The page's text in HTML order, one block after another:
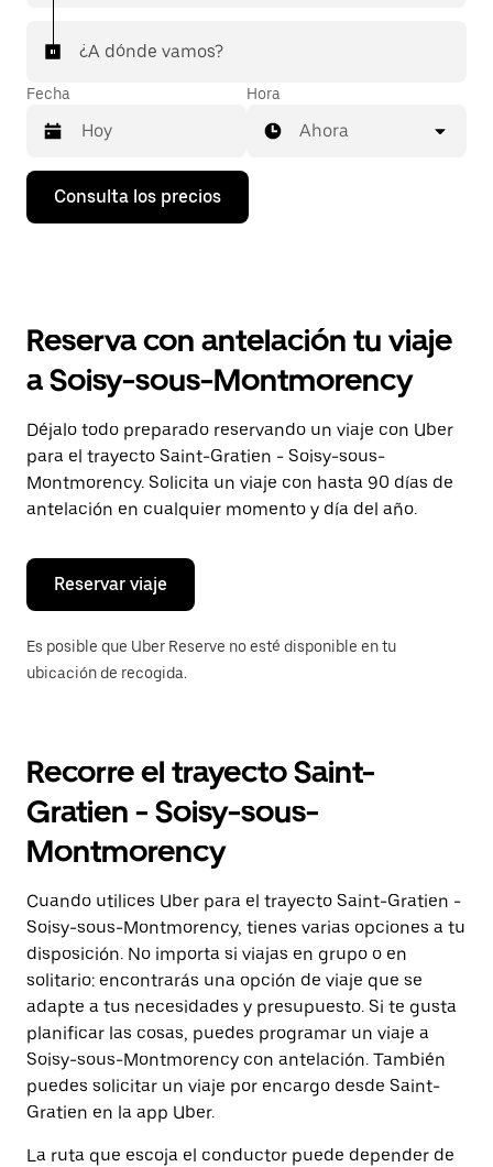
¿A dónde vamos?
Fecha
Pulsa
flecha
calendario
seleccionar
fecha.
Pulsa
el
botón
de
escape
cerrar
calendario.
Hora
Ahora
Consulta los precios
Reserva con antelación tu viaje
a Soisy-sous-Montmorency
Déjalo todo preparado reservando un viaje con Uber
para el trayecto Saint-Gratien - Soisy-sous-
Montmorency. Solicita un viaje con hasta 90 días de
antelación en cualquier momento y día del año.
Reservar viaje
Es posible que Uber Reserve no esté disponible en tu
ubicación de recogida.
Recorre el trayecto Saint-
Gratien - Soisy-sous-
Montmorency
Cuando utilices Uber para el trayecto Saint-Gratien -
Soisy-sous-Montmorency, tienes varias opciones a tu
disposición. No importa si viajas en grupo o en
solitario: encontrarás una opción de viaje que se
adapte a tus necesidades y presupuesto. Si te gusta
planificar las cosas, puedes programar un viaje a
Soisy-sous-Montmorency con antelación. También
puedes solicitar un viaje por encargo desde Saint-
Gratien en la app Uber.
La ruta que escoja el conductor puede depender de